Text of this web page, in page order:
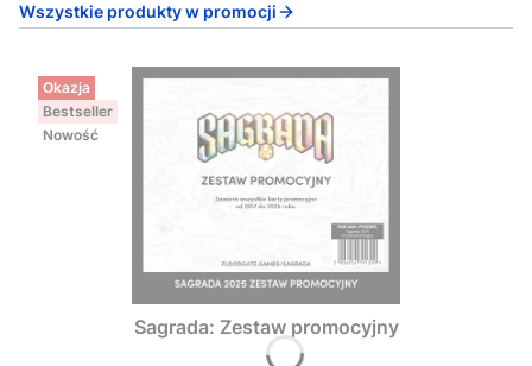
Wszystkie produkty w promocji
Okazja
Bestseller
Nowość
Sagrada: Zestaw promocyjny